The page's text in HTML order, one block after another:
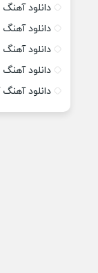
دانلود
دانلود
دانلود
دانلود آهنگ
دانلود